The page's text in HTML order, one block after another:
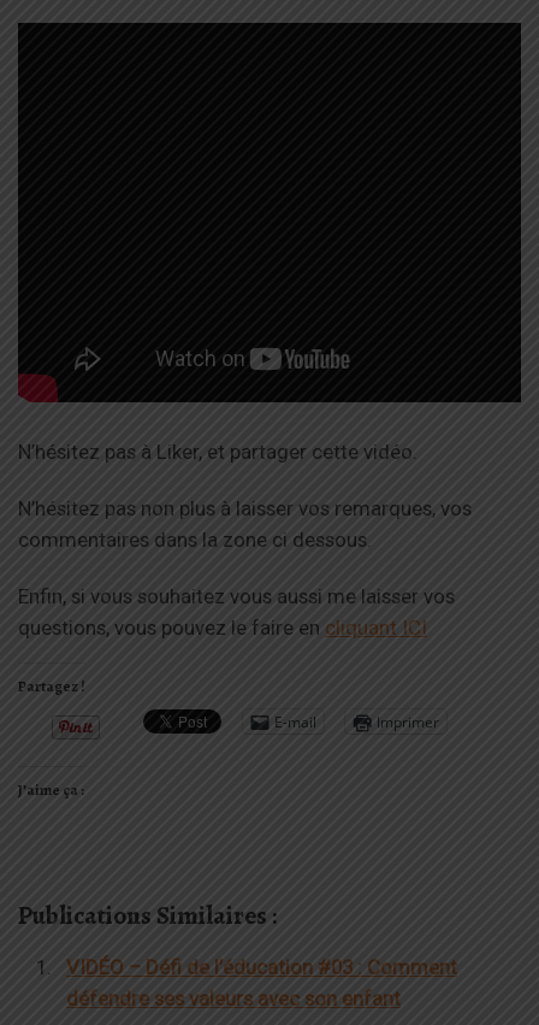
N’hésitez pas à Liker, et partager cette vidéo.
N’hésitez pas non plus à laisser vos remarques, vos
commentaires dans la zone ci dessous.
Enfin, si vous souhaitez vous aussi me laisser vos
questions, vous pouvez le faire en cliquant ICI
Partagez !
E-mail Imprimer
J’aime ça :
Publications Similaires :
VIDÉO – Défi de l’éducation #03 : Comment
défendre ses valeurs avec son enfant